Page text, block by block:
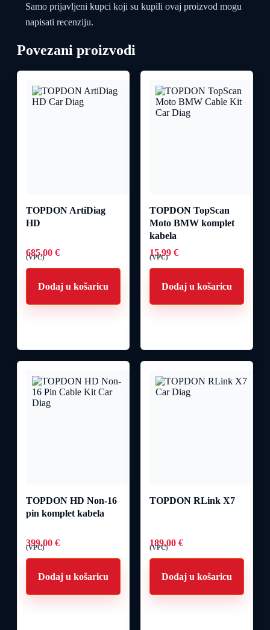
Samo prijavljeni kupci koji su kupili ovaj proizvod mogu
napisati recenziju.
Povezani proizvodi
TOPDON ArtiDiag
HD
685,00 €
(VPC)
Dodaj u košaricu
TOPDON TopScan
Moto BMW komplet
kabela
15,99 €
(VPC)
Dodaj u košaricu
TOPDON HD Non-16
pin komplet kabela
399,00 €
(VPC)
Dodaj u košaricu
TOPDON RLink X7
189,00 €
(VPC)
Dodaj u košaricu